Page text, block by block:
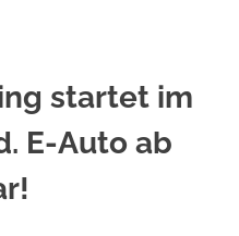
startet im
E-Auto ab